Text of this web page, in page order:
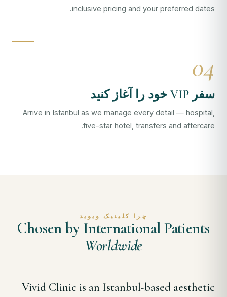
inclusive pricing and your preferred dates.
04
سفر VIP خود را آغاز کنید
Arrive in Istanbul as we manage every detail — hospital,
five-star hotel, transfers and aftercare.
چرا کلینیک ویوید
Chosen by International Patients
Worldwide
Vivid Clinic is an Istanbul-based aesthetic